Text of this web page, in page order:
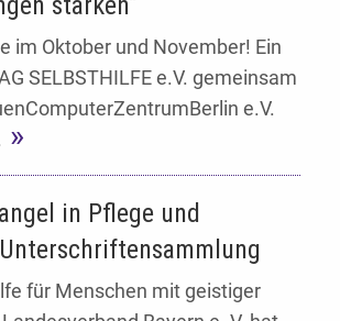
im Oktober und November! Ein
SELBSTHILFE e.V. gemeinsam
e.V.
in Pflege und
für Menschen mit geistiger